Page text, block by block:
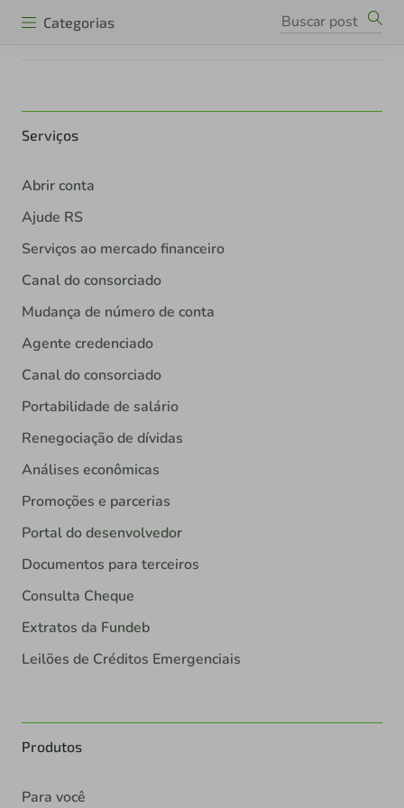
Categorias
Serviços
Abrir conta
Ajude RS
Serviços ao mercado financeiro
Canal do consorciado
Mudança de número de conta
Agente credenciado
Canal do consorciado
Portabilidade de salário
Renegociação de dívidas
Análises econômicas
Promoções e parcerias
Portal do desenvolvedor
Documentos para terceiros
Consulta Cheque
Extratos da Fundeb
Leilões de Créditos Emergenciais
Produtos
Para você